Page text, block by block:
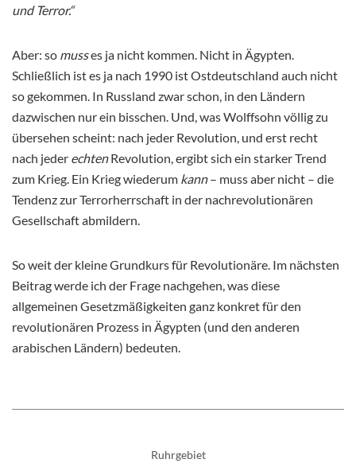
und Terror.“
Aber: so musses ja nicht kommen. Nicht in Ägypten.
Schließlich ist es ja nach 1990 ist Ostdeutschland auch nicht
so gekommen. In Russland zwar schon, in den Ländern
dazwischen nur ein bisschen. Und, was Wolffsohn völlig zu
übersehen scheint: nach jeder Revolution, und erst recht
nach jeder echtenRevolution, ergibt sich ein starker Trend
zum Krieg. Ein Krieg wiederum kann– muss aber nicht – die
Tendenz zur Terrorherrschaft in der nachrevolutionären
Gesellschaft abmildern.
So weit der kleine Grundkurs für Revolutionäre. Im nächsten
Beitrag werde ich der Frage nachgehen, was diese
allgemeinen Gesetzmäßigkeiten ganz konkret für den
revolutionären Prozess in Ägypten (und den anderen
arabischen Ländern) bedeuten.
Ruhrgebiet